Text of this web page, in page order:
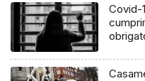
Covid-